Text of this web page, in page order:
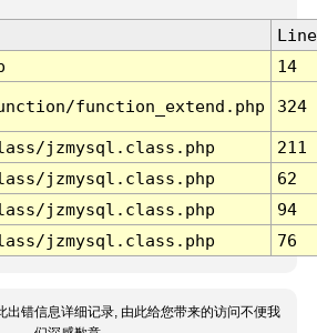
Line
14
function_extend.php 324
jzmysql.class.php
211
jzmysql.class.php
62
jzmysql.class.php
94
jzmysql.class.php 76
出错信息详细记录, 由此给您带来的访问不便我